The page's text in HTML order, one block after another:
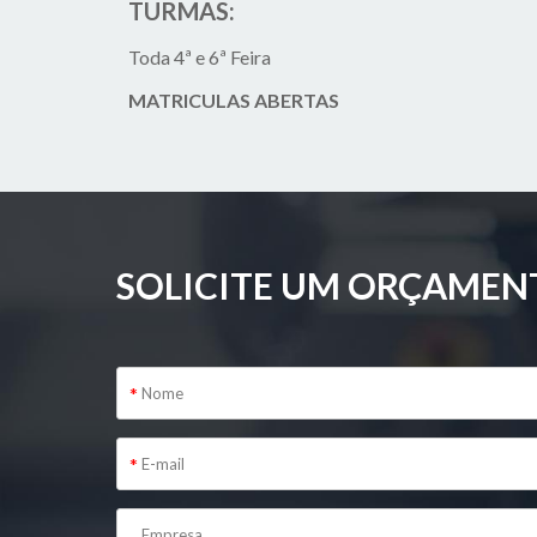
TURMAS:
Toda 4ª e 6ª Feira
MATRICULAS ABERTAS
SOLICITE UM